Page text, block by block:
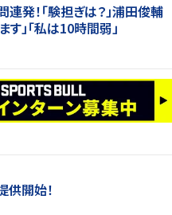
連発！「験担ぎは？」浦田俊輔
す」「私は10時間弱」
供開始！